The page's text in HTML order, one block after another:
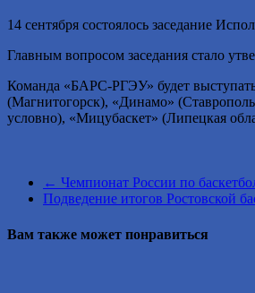
14 сентября состоялось заседание
Главным вопросом заседания стало
Команда «БАРС-РГЭУ» будет
(Магнитогорск), «Динамо»
условно), «Мицубаскет» (Липецкая
← Чемпионат России по
Подведение итогов Ростовской
Вам также может понравиться